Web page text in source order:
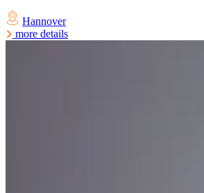
Hannover
more details